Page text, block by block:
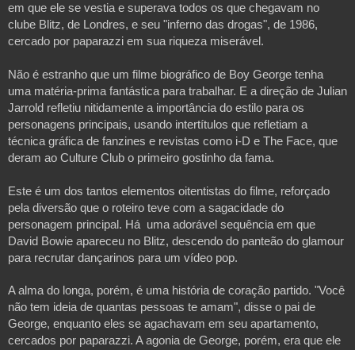
em que ele se vestia e superava todos os que chegavam no
clube Blitz, de Londres, e seu "inferno das drogas", de 1986,
cercado por paparazzi em sua riqueza miserável.
Não é estranho que um filme biográfico de Boy George tenha
uma matéria-prima fantástica para trabalhar. E a direção de Julian
Jarrold refletiu nitidamente a importância do estilo para os
personagens principais, usando intertítulos que refletiam a
técnica gráfica de fanzines e revistas como i-D e The Face, que
deram ao Culture Club o primeiro gostinho da fama.
Este é um dos tantos elementos oitentistas do filme, reforçado
pela diversão que o roteiro teve com a sagacidade do
personagem principal. Há  uma adorável sequência em que
David Bowie apareceu no Blitz, descendo do panteão do glamour
para recrutar dançarinos para um vídeo pop.
A alma do longa, porém, é uma história de coração partido. "Você
não tem ideia de quantas pessoas te amam", disse o pai de
George, enquanto eles se agachavam em seu apartamento,
cercados por paparazzi. A agonia de George, porém, era que ele